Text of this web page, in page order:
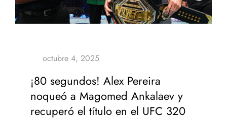
¡80 segundos! Alex Pereira
noqueó a Magomed Ankalaev y
recuperó el título en el UFC 320